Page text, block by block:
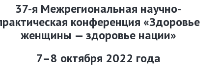
37-я Межрегиональная научно-
конференция «Здоровье
женщины — здоровье нации»
7–8 октября 2022 года